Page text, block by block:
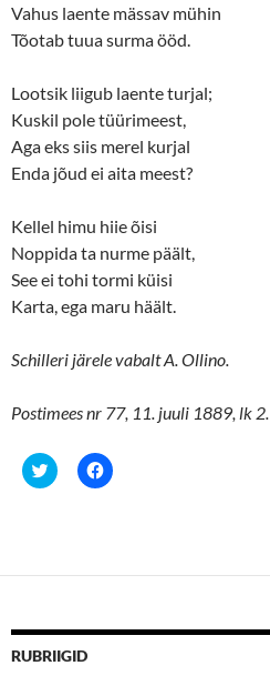
Vahus laente mässav mühin
Tõotab tuua surma ööd.
Lootsik liigub laente turjal;
Kuskil pole tüürimeest,
Aga eks siis merel kurjal
Enda jõud ei aita meest?
Kellel himu hiie õisi
Noppida ta nurme päält,
See ei tohi tormi küisi
Karta, ega maru häält.
Schilleri järele vabalt A. Ollino.
Postimees nr 77, 11. juuli 1889, lk 2.
C
l
h
e
o
n
C
l
h
e
o
RUBRIIGID